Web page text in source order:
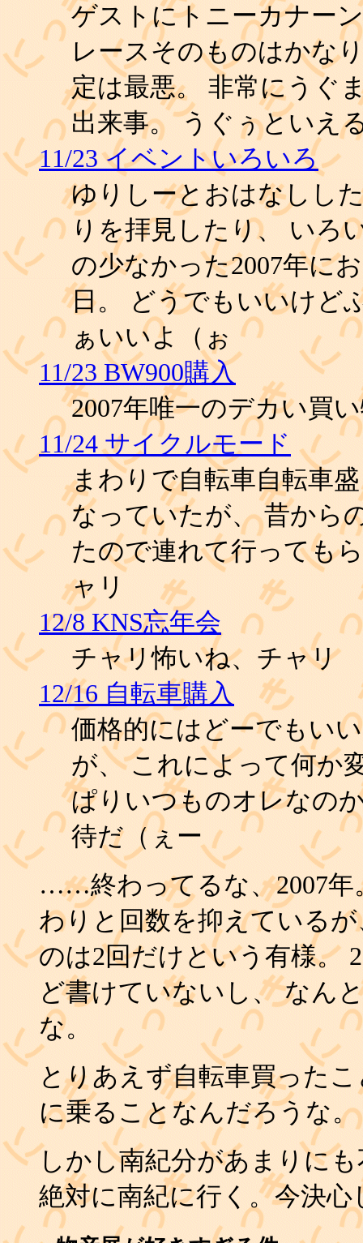
ゲストにトニーカナー
レースそのものはかな
定は最悪。 非常にうぐ
出来事。 うぐぅといえ
11/23 イベントいろいろ
ゆりしーとおはなしし
りを拝見したり、 いろ
の少なかった2007年に
日。 どうでもいいけど
ぁいいよ（ぉ
11/23 BW900購入
2007年唯一のデカい買
11/24 サイクルモード
まわりで自転車自転車
なっていたが、 昔から
たので連れて行っても
ャリ
12/8 KNS忘年会
チャリ怖いね、チャリ
12/16 自転車購入
価格的にはどーでもい
が、 これによって何か
ぱりいつものオレなの
待だ（ぇー
……終わってるな、2007年
わりと回数を抑えている
のは2回だけという有様。
ど書けていないし、 なん
な。
とりあえず自転車買った
に乗ることなんだろうな
しかし南紀分があまりに
絶対に南紀に行く。今決心